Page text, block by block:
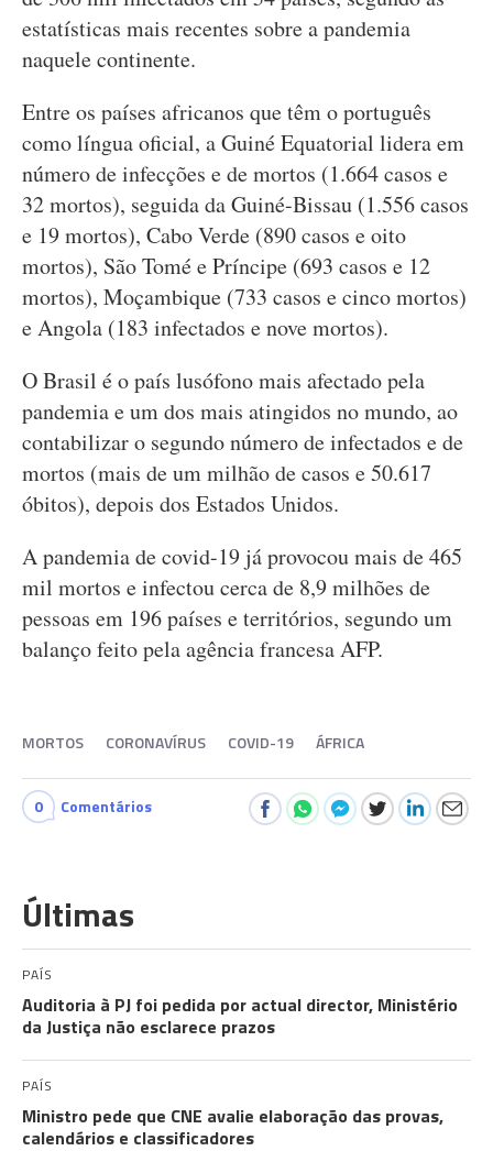
estatísticas mais recentes sobre a pandemia
naquele continente.
Entre os países africanos que têm o português
como língua oficial, a Guiné Equatorial lidera em
número de infecções e de mortos (1.664 casos e
32 mortos), seguida da Guiné-Bissau (1.556 casos
e 19 mortos), Cabo Verde (890 casos e oito
mortos), São Tomé e Príncipe (693 casos e 12
mortos), Moçambique (733 casos e cinco mortos)
e Angola (183 infectados e nove mortos).
O Brasil é o país lusófono mais afectado pela
pandemia e um dos mais atingidos no mundo, ao
contabilizar o segundo número de infectados e de
mortos (mais de um milhão de casos e 50.617
óbitos), depois dos Estados Unidos.
A pandemia de covid-19 já provocou mais de 465
mil mortos e infectou cerca de 8,9 milhões de
pessoas em 196 países e territórios, segundo um
balanço feito pela agência francesa AFP.
MORTOS CORONAVÍRUS COVID-19 ÁFRICA
0 Comentários
Últimas
PAÍS
Auditoria à PJ foi pedida por actual director, Ministério
da Justiça não esclarece prazos
PAÍS
Ministro pede que CNE avalie elaboração das provas,
calendários e classificadores